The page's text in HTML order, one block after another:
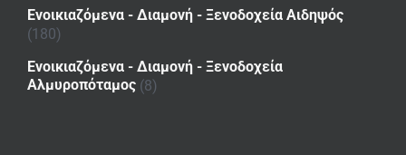
Ενοικιαζόμενα - Διαμονή - Ξενοδοχεία Αιδηψός
(180)
Ενοικιαζόμενα - Διαμονή - Ξενοδοχεία
Αλμυροπόταμος (8)